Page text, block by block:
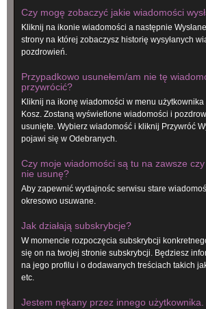
Czy mogę zobaczyć jakie wiadomości
Kliknij na ikonie wiadomości a następnie
strony na której zobaczysz historię wysyłanych
pozdrowień.
Przypadkowo usunełem/am nie tę
przywrócić?
Kliknij na ikonę wiadomości w menu
Kosz. Zostaną wyświetlone wiadomości i
usunięte. Wybierz wiadomość i kliknij Przywróć
pojawi się w Odebranych.
Czy moje wiadomości są tu na zawsze
nie usunę?
Aby zapewnić wydajnośc serwisu stare
okresowo usuwane.
Jak działają subskrybcje?
W momencie rozpoczęcia subskrybcji
się on na twojej stronie subskrybcji. Będziesz
na jego profilu i o dodawanych treściach takich
etc.
Jestem nękany przez innego